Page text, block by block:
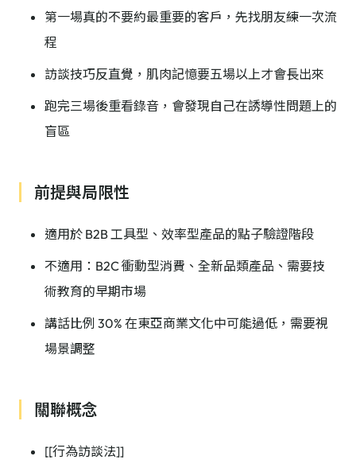
第一場真的不要約最重要的客戶，先找朋友練一次流
程
訪談技巧反直覺，肌肉記憶要五場以上才會長出來
跑完三場後重看錄音，會發現自己在誘導性問題上的
盲區
前提與局限性
適用於 B2B 工具型、效率型產品的點子驗證階段
不適用：B2C 衝動型消費、全新品類產品、需要技
術教育的早期市場
講話比例 30% 在東亞商業文化中可能過低，需要視
場景調整
關聯概念
[[行為訪談法]]